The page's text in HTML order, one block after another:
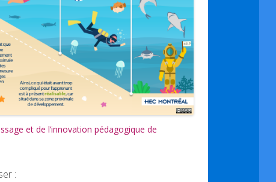
et de l’innovation pédagogique de
: